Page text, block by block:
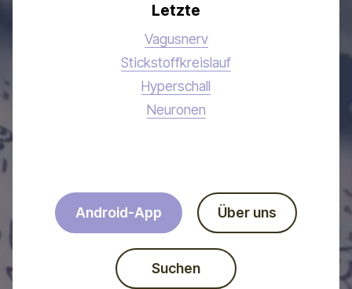
Letzte
Vagusnerv
Stickstoffkreislauf
Hyperschall
Neuronen
Android-App Über uns
Suchen